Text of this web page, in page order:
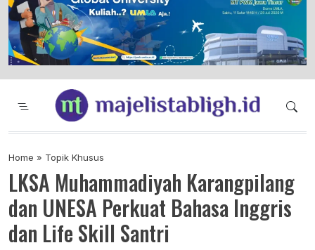
Majelis Tabligh Muhammadiyah
Syiar Dakwah Islam Berkemajuan dan
Home » Topik Khusus
LKSA Muhammadiyah Karangpilang
dan UNESA Perkuat Bahasa Inggris
dan Life Skill Santri